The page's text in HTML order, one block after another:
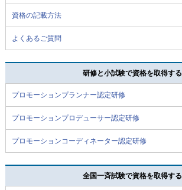
資格の記載方法
よくあるご質問
研修と小試験で資格を取得する
プロモーションプランナー認定研修
プロモーションプロデューサー認定研修
プロモーションコーディネーター認定研修
全国一斉試験で資格を取得する